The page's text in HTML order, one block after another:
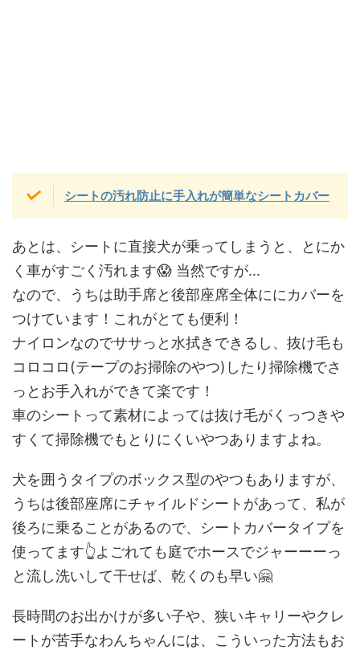
シートの汚れ防止に手入れが簡単なシートカバー
あとは、シートに直接犬が乗ってしまうと、とにか
く車がすごく汚れます😱 当然ですが...
なので、うちは助手席と後部座席全体ににカバーを
つけています！これがとても便利！
ナイロンなのでササっと水拭きできるし、抜け毛も
コロコロ(テープのお掃除のやつ)したり掃除機でさ
っとお手入れができて楽です！
車のシートって素材によっては抜け毛がくっつきや
すくて掃除機でもとりにくいやつありますよね。
犬を囲うタイプのボックス型のやつもありますが、
うちは後部座席にチャイルドシートがあって、私が
後ろに乗ることがあるので、シートカバータイプを
使ってます👆よごれても庭でホースでジャーーーっ
と流し洗いして干せば、乾くのも早い🤗
長時間のお出かけが多い子や、狭いキャリーやクレ
ートが苦手なわんちゃんには、こういった方法もお